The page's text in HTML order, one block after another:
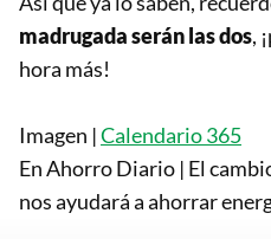
madrugada serán las dos,
hora más!
Imagen |Calendario 365
En Ahorro Diario | El
nos ayudará a ahorrar